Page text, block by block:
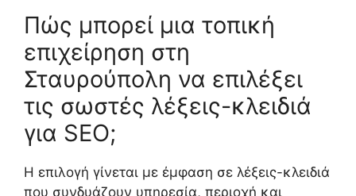
Πώς μπορεί μια τοπική
επιχείρηση στη
Σταυρούπολη να επιλέξει
τις σωστές λέξεις-κλειδιά
για SEO;
Η επιλογή γίνεται με έμφαση σε λέξεις-κλειδιά
που συνδυάζουν υπηρεσία, περιοχή και